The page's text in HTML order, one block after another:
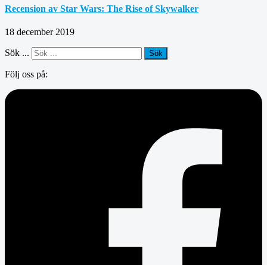
Recension av Star Wars: The Rise of Skywalker
18 december 2019
Sök ... Sök
Följ oss på: